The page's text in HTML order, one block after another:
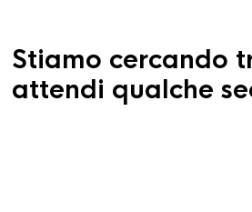
Stiamo cercando
attendi qualche